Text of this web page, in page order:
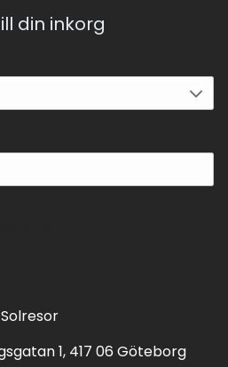
din inkorg
Solresor
1, 417 06 Göteborg